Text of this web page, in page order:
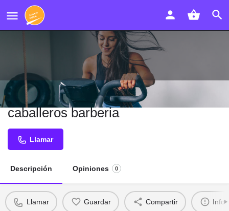
tote the barber peluqueria de
caballeros barberia
Llamar
Descripción Opiniones 0
Llamar Guardar Compartir